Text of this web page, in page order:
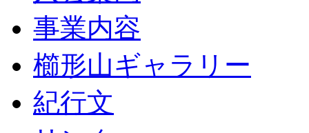
事業内容
櫛形山ギャラリー
紀行文